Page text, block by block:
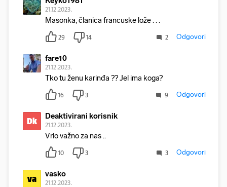
21.12.2023.
Masonka, članica francuske lože . . .
29 14 2 Odgovori
fare10
21.12.2023.
Tko tu ženu karinđa ?? Jel ima koga?
16 3 9 Odgovori
Dk Deaktivirani korisnik
21.12.2023.
Vrlo važno za nas ..
10 3 3 Odgovori
va vasko
21.12.2023.